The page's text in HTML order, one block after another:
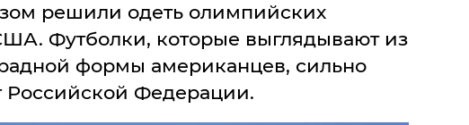
решили одеть олимпийских
Футболки, которые выглядывают из
формы американцев, сильно
Российской Федерации.